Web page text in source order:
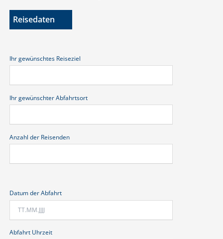
Reisedaten
Ihr gewünschtes Reiseziel
Ihr gewünschter Abfahrtsort
Anzahl der Reisenden
Datum der Abfahrt
Abfahrt Uhrzeit